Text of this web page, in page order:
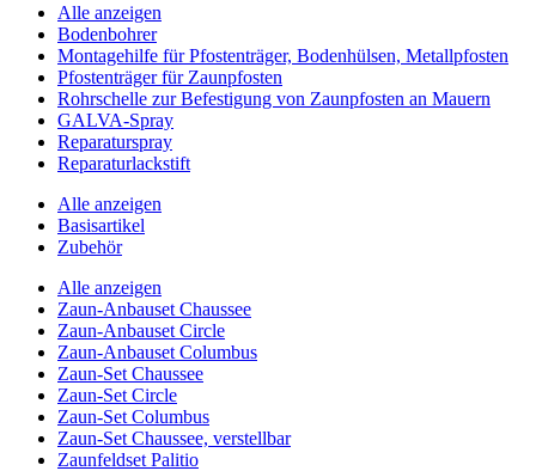
Alle anzeigen
Bodenbohrer
Montagehilfe für Pfostenträger, Bodenhülsen, Metallpfosten
Pfostenträger für Zaunpfosten
Rohrschelle zur Befestigung von Zaunpfosten an Mauern
GALVA-Spray
Reparaturspray
Reparaturlackstift
Alle anzeigen
Basisartikel
Zubehör
Alle anzeigen
Zaun-Anbauset Chaussee
Zaun-Anbauset Circle
Zaun-Anbauset Columbus
Zaun-Set Chaussee
Zaun-Set Circle
Zaun-Set Columbus
Zaun-Set Chaussee, verstellbar
Zaunfeldset Palitio